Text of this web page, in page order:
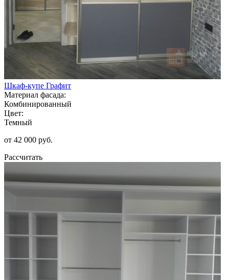
Шкаф-купе Графит
Материал фасада:
Комбинированный
Цвет:
Темный
от 42 000 руб.
Рассчитать